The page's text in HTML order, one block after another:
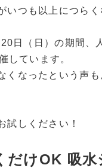
つも以上につらく
日（日）の期間、
しています。
くなったという声
試しください！
けOK 吸水